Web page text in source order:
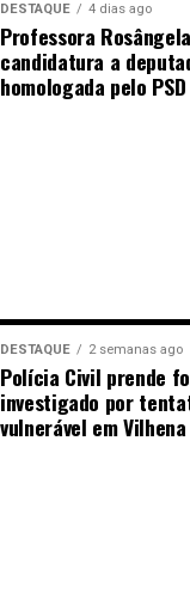
Fonte:
DESTAQUE 4 dias ago
Professora
candidatura a
homologada pelo PSD
DESTAQUE 2 semanas ago
Polícia Civil prende
investigado por
vulnerável em Vilhena